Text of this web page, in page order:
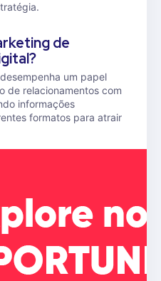
de
um papel
de relacionamentos com
informações
formatos para atrair